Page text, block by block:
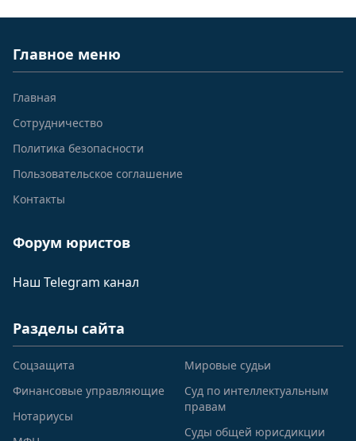
Главное меню
Главная
Сотрудничество
Политика безопасности
Пользовательское соглашение
Контакты
Форум юристов
Наш Telegram канал
Разделы сайта
Соцзащита
Финансовые управляющие
Нотариусы
Мировые судьи
Суд по интеллектуальным
правам
Суды общей юрисдикции